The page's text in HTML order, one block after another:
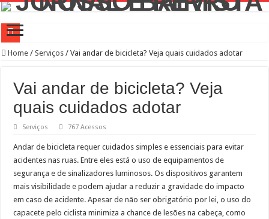
Campanha de Multivacinação começa nos 645 municípios de SP
Pedal de Ativação da Trilha Interparques abrem inscrições para maior trilha de
2º Festival Nordeste in Sampa no CTN durante o mês de agosto
2ª Reunião Ordinária do Comitê Diretivo da Distrital Oeste da ACSP
Jornada do Patrimônio 2026 abre inscrições para programação de cursos
Sobrou pizza? Guardar na caixa dentro da geladeira pode ser um erro, veja o
12 plataformas de apoio à aprendizagem usadas por estudantes da rede estadual
9ª Semana Municipal da Primeira Infância
Home / Serviços / Vai andar de bicicleta? Veja quais cuidados adotar
Vai andar de bicicleta? Veja
quais cuidados adotar
Serviços 767 Acessos
Andar de bicicleta requer cuidados simples e essenciais para evitar
acidentes nas ruas. Entre eles está o uso de equipamentos de
segurança e de sinalizadores luminosos. Os dispositivos garantem
mais visibilidade e podem ajudar a reduzir a gravidade do impacto
em caso de acidente. Apesar de não ser obrigatório por lei, o uso do
capacete pelo ciclista minimiza a chance de lesões na cabeça, como